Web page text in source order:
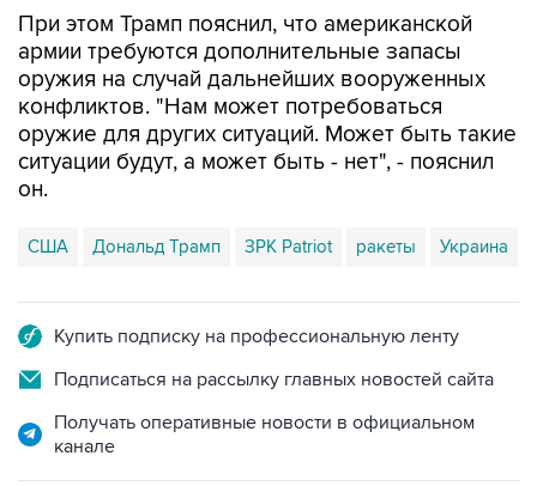
При этом Трамп пояснил, что американской
армии требуются дополнительные запасы
оружия на случай дальнейших вооруженных
конфликтов. "Нам может потребоваться
оружие для других ситуаций. Может быть такие
ситуации будут, а может быть - нет", - пояснил
он.
США Дональд Трамп ЗРК Patriot ракеты Украина
Купить подписку на профессиональную ленту
Подписаться на рассылку главных новостей сайта
Получать оперативные новости в официальном
канале